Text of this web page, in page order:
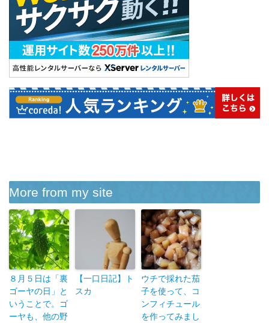
More from my site
８月５日は「裏
ゴーヤの日」と
いうことで。ゴ
ーヤも、他の野
【一口日記】ト
スカ
ウチで採れた茄
子を使って、コ
ンフィチュール
を作ってみまし